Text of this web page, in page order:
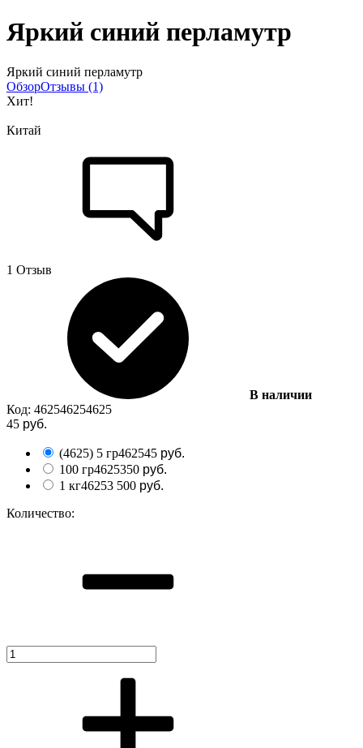
Яркий синий перламутр
Яркий синий перламутр
ОбзорОтзывы (1)
Хит!
Китай
1 Отзыв
В наличии
Код: 462546254625
45 руб.
(4625) 5 гр462545 руб.
100 гр4625350 руб.
1 кг46253 500 руб.
Количество: